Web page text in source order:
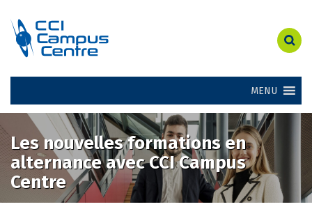
MENU
Les nouvelles formations en
alternance avec CCI Campus
Centre